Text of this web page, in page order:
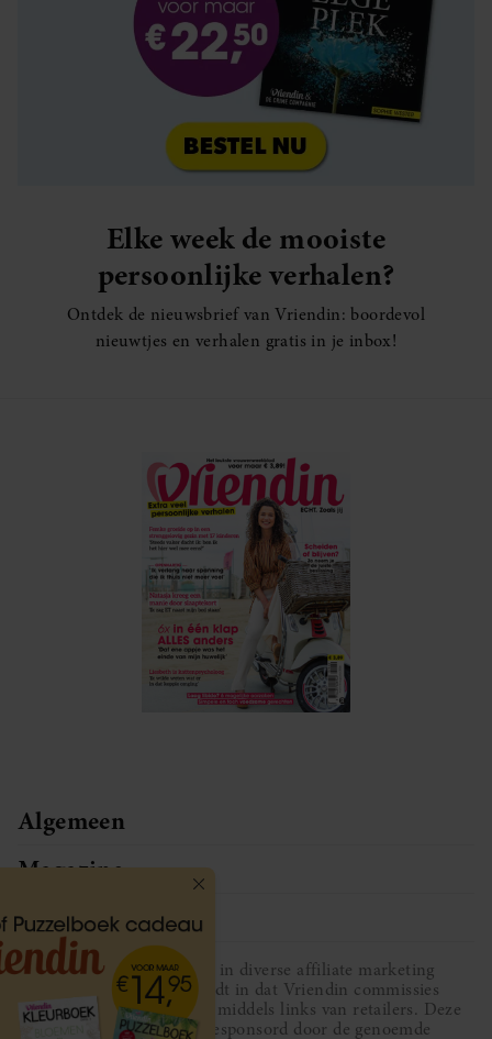
Elke week de mooiste
persoonlijke verhalen?
Ontdek de nieuwsbrief van Vriendin: boordevol
nieuwtjes en verhalen gratis in je inbox!
Algemeen
Magazine
Service
Vriendin participeert in diverse affiliate marketing
programma’s, dat houdt in dat Vriendin commissies
ontvangt voor aankopen middels links van retailers. Deze
website wordt niet gesponsord door de genoemde